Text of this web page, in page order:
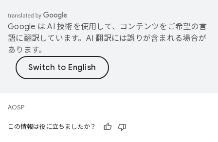
Google は AI 技術を使用して、コンテンツをご希望の言
語に翻訳しています。AI 翻訳には誤りが含まれる場合が
あります。
AOSP
この情報は役に立ちましたか？